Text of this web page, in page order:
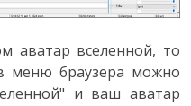
аватар вселенной, то
меню браузера можно
и ваш аватар